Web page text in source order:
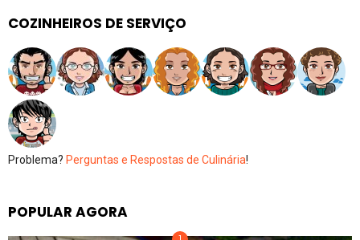
COZINHEIROS DE SERVIÇO
Problema? Perguntas e Respostas de Culinária!
POPULAR AGORA